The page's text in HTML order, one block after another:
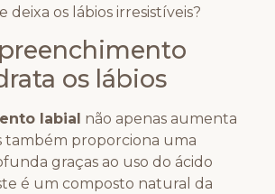
deixa os lábios irresistíveis?
os lábios
labial não apenas aumenta
também proporciona uma
graças ao uso do ácido
é um composto natural da